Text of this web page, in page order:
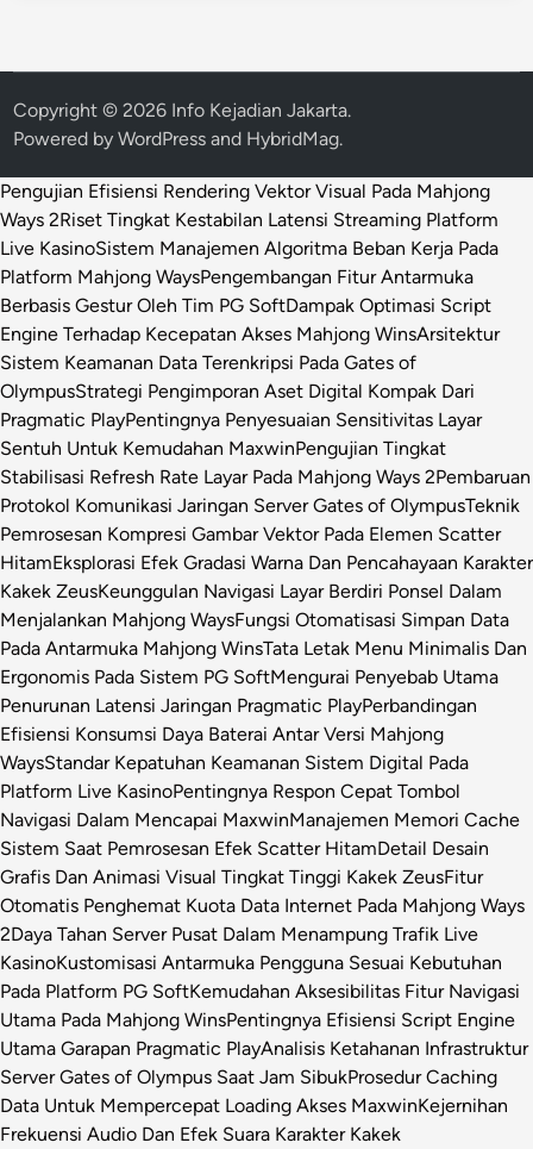
Copyright © 2026 Info Kejadian Jakarta.
Powered byWordPress and HybridMag.
Pengujian Efisiensi Rendering Vektor Visual Pada Mahjong
Ways 2Riset Tingkat Kestabilan Latensi Streaming Platform
Live KasinoSistem Manajemen Algoritma Beban Kerja Pada
Platform Mahjong WaysPengembangan Fitur Antarmuka
Berbasis Gestur Oleh Tim PG SoftDampak Optimasi Script
Engine Terhadap Kecepatan Akses Mahjong WinsArsitektur
Sistem Keamanan Data Terenkripsi Pada Gates of
OlympusStrategi Pengimporan Aset Digital Kompak Dari
Pragmatic PlayPentingnya Penyesuaian Sensitivitas Layar
Sentuh Untuk Kemudahan MaxwinPengujian Tingkat
Stabilisasi Refresh Rate Layar Pada Mahjong Ways 2Pembaruan
Protokol Komunikasi Jaringan Server Gates of OlympusTeknik
Pemrosesan Kompresi Gambar Vektor Pada Elemen Scatter
HitamEksplorasi Efek Gradasi Warna Dan Pencahayaan Karakter
Kakek ZeusKeunggulan Navigasi Layar Berdiri Ponsel Dalam
Menjalankan Mahjong WaysFungsi Otomatisasi Simpan Data
Pada Antarmuka Mahjong WinsTata Letak Menu Minimalis Dan
Ergonomis Pada Sistem PG SoftMengurai Penyebab Utama
Penurunan Latensi Jaringan Pragmatic PlayPerbandingan
Efisiensi Konsumsi Daya Baterai Antar Versi Mahjong
WaysStandar Kepatuhan Keamanan Sistem Digital Pada
Platform Live KasinoPentingnya Respon Cepat Tombol
Navigasi Dalam Mencapai MaxwinManajemen Memori Cache
Sistem Saat Pemrosesan Efek Scatter HitamDetail Desain
Grafis Dan Animasi Visual Tingkat Tinggi Kakek ZeusFitur
Otomatis Penghemat Kuota Data Internet Pada Mahjong Ways
2Daya Tahan Server Pusat Dalam Menampung Trafik Live
KasinoKustomisasi Antarmuka Pengguna Sesuai Kebutuhan
Pada Platform PG SoftKemudahan Aksesibilitas Fitur Navigasi
Utama Pada Mahjong WinsPentingnya Efisiensi Script Engine
Utama Garapan Pragmatic PlayAnalisis Ketahanan Infrastruktur
Server Gates of Olympus Saat Jam SibukProsedur Caching
Data Untuk Mempercepat Loading Akses MaxwinKejernihan
Frekuensi Audio Dan Efek Suara Karakter Kakek